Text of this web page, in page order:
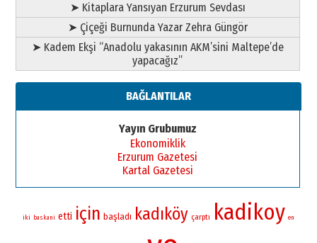
➤ Kitaplara Yansıyan Erzurum Sevdası
➤ Çiçeği Burnunda Yazar Zehra Güngör
➤ Kadem Ekşi “Anadolu yakasının AKM’sini Maltepe’de
yapacağız”
BAĞLANTILAR
Yayın Grubumuz
Ekonomiklik
Erzurum Gazetesi
Kartal Gazetesi
iki baskani etti için başladı kadıköy çarptı kadikoy en